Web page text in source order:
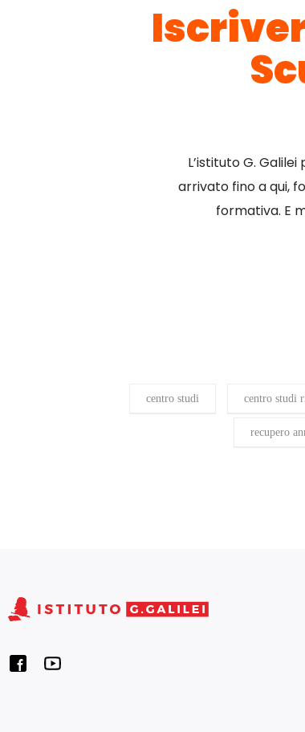
L’istituto G.
arrivato fino a qui,
formativa. E
centro studi centro studi
recupero